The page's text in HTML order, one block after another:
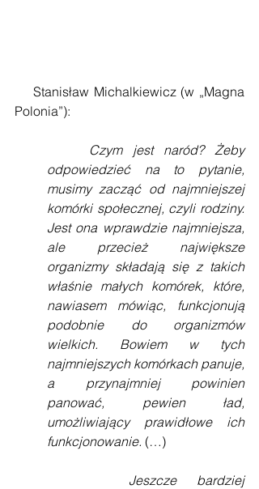
Stanisław Michalkiewicz (w „Magna
Polonia”):
Czym jest naród? Żeby
odpowiedzieć na to pytanie,
musimy zacząć od najmniejszej
komórki społecznej, czyli rodziny.
Jest ona wprawdzie najmniejsza,
ale przecież największe
organizmy składają się z takich
właśnie małych komórek, które,
nawiasem mówiąc, funkcjonują
podobnie do organizmów
wielkich. Bowiem w tych
najmniejszych komórkach panuje,
a przynajmniej powinien
panować, pewien ład,
umożliwiający prawidłowe ich
funkcjonowanie. (…)
Jeszcze bardziej